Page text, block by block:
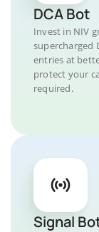
DCA Bot
Invest in NIV
supercharged
entries at
protect your
required.
Signal